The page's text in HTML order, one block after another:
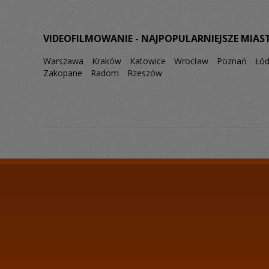
VIDEOFILMOWANIE - NAJPOPULARNIEJSZE
Warszawa Kraków Katowice Wrocław Poznań
Zakopane
Radom Rzeszów